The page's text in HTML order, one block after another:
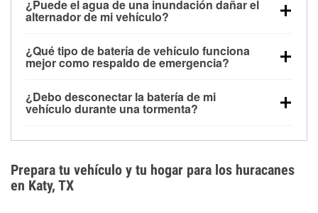
alimentar pequeños accesorios durante un tiempo
limitado, pero el uso repetido sin conducir el vehículo
contar con un equipo de carga de respaldo para
cortes prolongados.
¿Puede el agua de una inundación dañar el
alternador de mi vehículo?
parte baja del compartimento del motor y pueden
dañarse si se sumergen, lo que puede provocar una
días después de la exposición.
¿Qué tipo de batería de vehículo funciona
mejor como respaldo de emergencia?
para aplicaciones de ciclo profundo porque son
selladas, resistentes a las vibraciones y más
¿Debo desconectar la batería de mi
vehículo durante una tormenta?
los daños por inundación. Evitar el agua estancada y
preparar opciones de carga de respaldo son
medidas de protección más efectivas.
Prepara tu vehículo y tu hogar para los huracanes
en Katy, TX